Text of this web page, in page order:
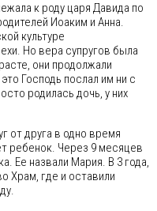
к роду царя Давида по
Иоаким и Анна.
культуре
Но вера супругов была
они продолжали
Господь послал им ни с
родилась дочь, у них
от друга в одно время
ребенок. Через 9 месяцев
Ее назвали Мария. В 3 года,
Храм, где и оставили